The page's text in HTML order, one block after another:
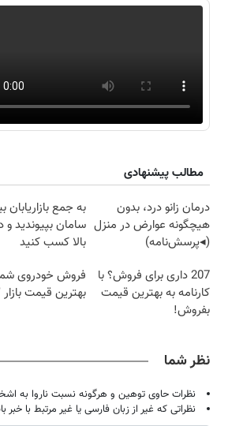
مطالب پیشنهادی
درمان زانو درد، بدون
هیچگونه عوارض در منزل
(◂پرسش‌نامه)
به جمع بازاریابان
سامان بپیوندید و
بالا کسب کنید
207 داری برای فروش؟ با
کارنامه به بهترین قیمت
بفروش!
فروش خودروی
بهترین قیمت
نظر شما
نظرات حاوی توهین و هرگونه نسبت ناروا به
نظراتی که غیر از زبان فارسی یا غیر مرتبط با